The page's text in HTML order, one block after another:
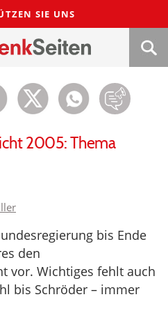
SIE UNS
2005: Thema
bis Ende
den
vor. Wichtiges fehlt auch
bis Schröder – immer